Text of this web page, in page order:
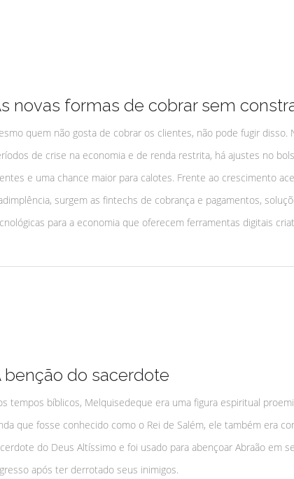
novas formas de cobrar sem
quem não gosta de cobrar os clientes, não pode fugir disso.
de crise na economia e de renda restrita, há ajustes no
e uma chance maior para calotes. Frente ao crescimento
surgem as fintechs de cobrança e pagamentos,
para a economia que oferecem ferramentas digitais
benção do sacerdote
tempos bíblicos, Melquisedeque era uma figura espiritual
que fosse conhecido como o Rei de Salém, ele também era
do Deus Altíssimo e foi usado para abençoar Abraão em
após ter derrotado seus inimigos.